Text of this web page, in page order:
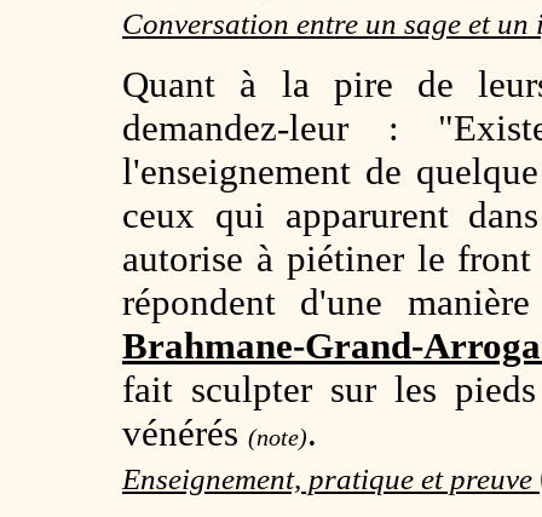
Conversation entre un sage et
Quant à la pire de
demandez-leur :
l'enseignement de
ceux qui apparurent
autorise à piétiner le
répondent d'une
Brahmane-Grand-
fait sculpter sur les
vénérés (note).
Enseignement, pratique et preuve